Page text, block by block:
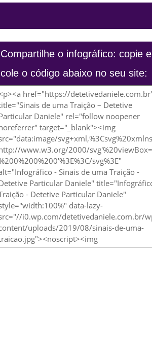
Compartilhe o infográfico: copie e
cole o código abaixo no seu site: